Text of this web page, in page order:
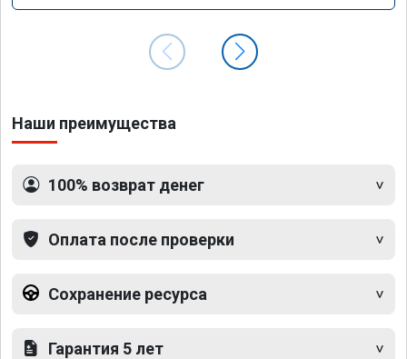
Наши преимущества
100% возврат денег
Оплата после проверки
Сохранение ресурса
Гарантия 5 лет